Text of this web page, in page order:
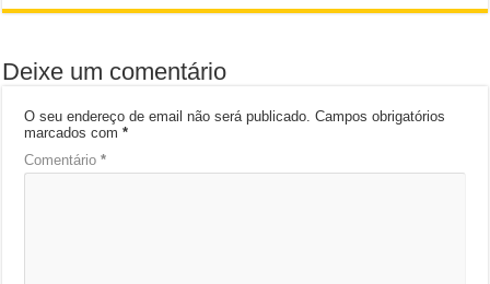
Deixe um comentário
O seu endereço de email não será publicado. Campos obrigatórios
marcados com*
Comentário*